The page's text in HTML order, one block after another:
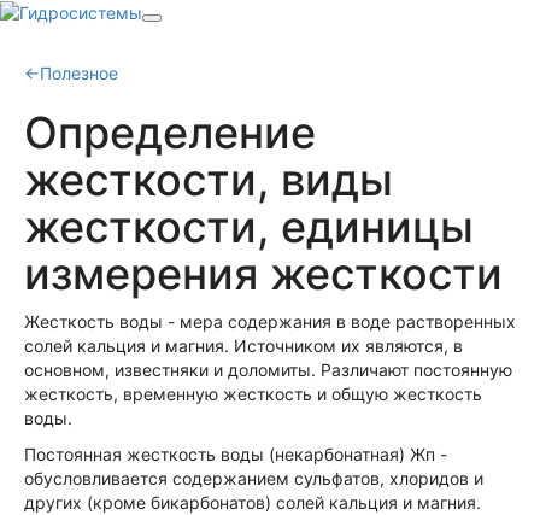
←Полезное
Определение
жесткости, виды
жесткости, единицы
измерения жесткости
Жесткость воды - мера содержания в воде растворенных
солей кальция и магния. Источником их являются, в
основном, известняки и доломиты. Различают постоянную
жесткость, временную жесткость и общую жесткость
воды.
Постоянная жесткость воды (некарбонатная) Жп -
обусловливается содержанием сульфатов, хлоридов и
других (кроме бикарбонатов) солей кальция и магния.